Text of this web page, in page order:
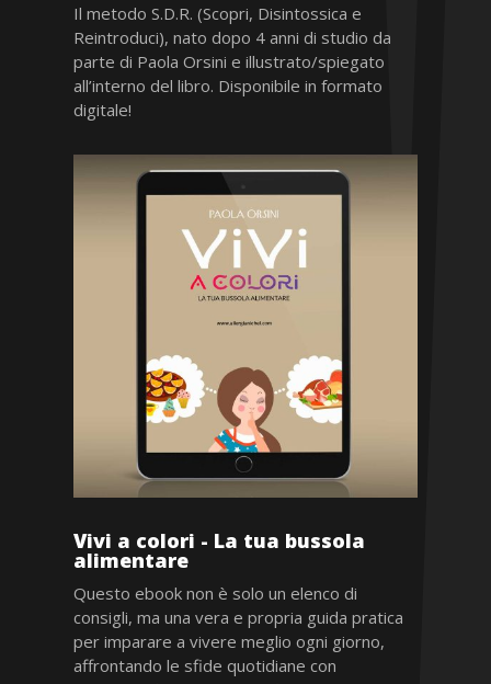
Il metodo S.D.R. (Scopri, Disintossica e
Reintroduci), nato dopo 4 anni di studio da
parte di Paola Orsini e illustrato/spiegato
all’interno del libro. Disponibile in formato
digitale!
Vivi a colori - La tua bussola
alimentare
Questo ebook non è solo un elenco di
consigli, ma una vera e propria guida pratica
per imparare a vivere meglio ogni giorno,
affrontando le sfide quotidiane con